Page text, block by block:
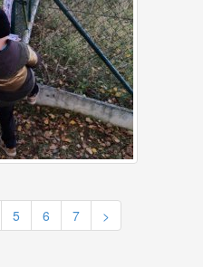
5 6 7 >